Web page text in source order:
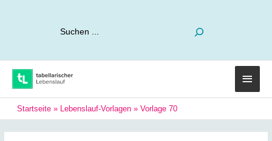
Startseite » Lebenslauf-Vorlagen » Vorlage 70